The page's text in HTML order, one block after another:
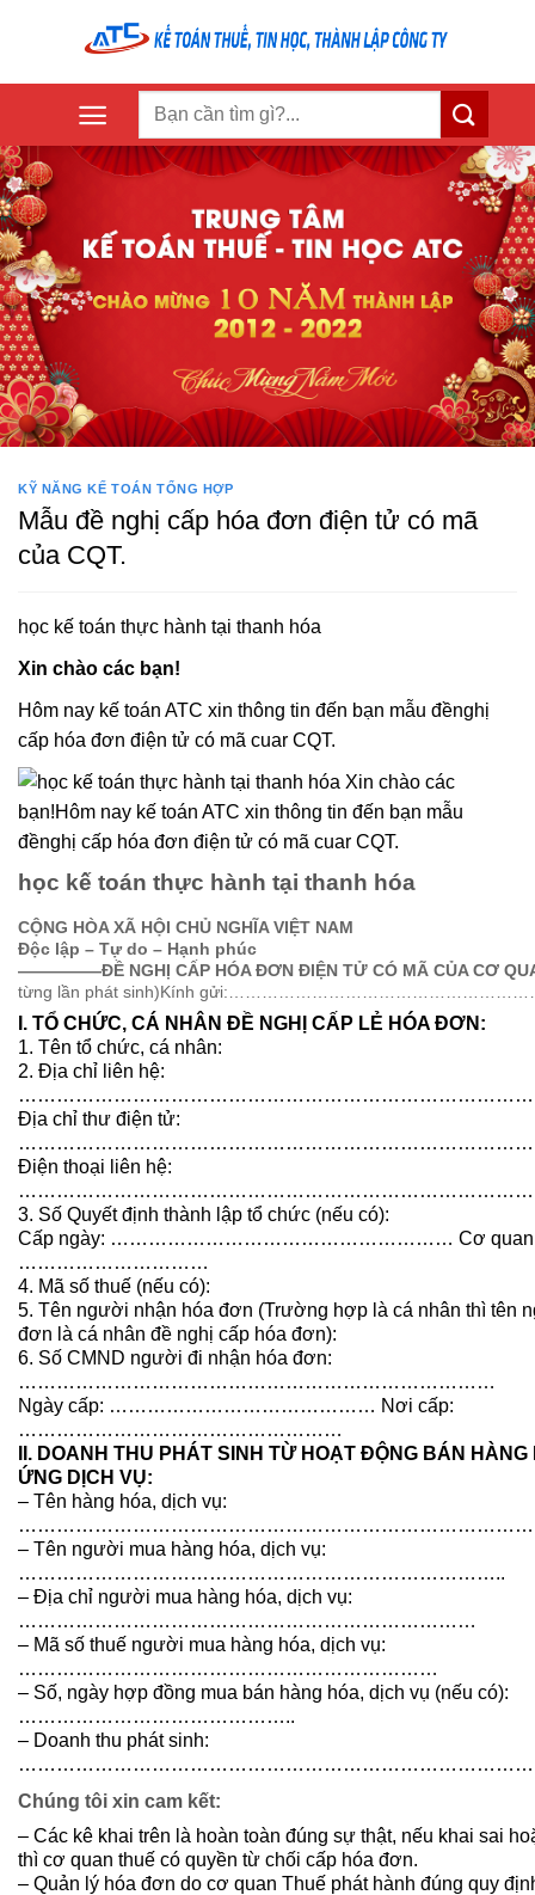
KỸ NĂNG KẾ TOÁN TỔNG HỢP
Mẫu đề nghị cấp hóa đơn điện tử có mã
của CQT.
học kế toán thực hành tại thanh hóa
Xin chào các bạn!
Hôm nay kế toán ATC xin thông tin đến bạn mẫu đềnghị
cấp hóa đơn điện tử có mã cuar CQT.
học kế toán thực hành tại thanh hóa
CỘNG HÒA XÃ HỘI CHỦ NGHĨA VIỆT NAM
Độc lập – Tự do – Hạnh phúc
—————ĐỀ NGHỊ CẤP HÓA ĐƠN ĐIỆN TỬ CÓ MÃ CỦA CƠ
từng lần phát sinh)Kính
I. TỔ CHỨC, CÁ NHÂN ĐỀ NGHỊ CẤP LẺ HÓA ĐƠN:
1. Tên tổ chức, cá nhân:
2. Địa chỉ liên hệ:
Địa chỉ thư điện tử:
Điện thoại liên hệ:
3. Số Quyết định thành lập tổ chức (nếu có):
Cấp ngày: ……………………………………………… Cơ quan
…………………………
4. Mã số thuế (nếu có):
5. Tên người nhận hóa đơn (Trường hợp là cá nhân thì tên
đơn là cá nhân đề nghị cấp hóa đơn):
6. Số CMND người đi nhận hóa đơn:
…………………………………………………………………
Ngày cấp: …………………………………… Nơi cấp:
……………………………………………
II. DOANH THU PHÁT SINH TỪ HOẠT ĐỘNG BÁN HÀNG
ỨNG DỊCH VỤ:
– Tên hàng hóa, dịch vụ:
– Tên người mua hàng hóa, dịch vụ:
…………………………………………………………………..
– Địa chỉ người mua hàng hóa, dịch vụ:
………………………………………………………………
– Mã số thuế người mua hàng hóa, dịch vụ:
…………………………………………………………
– Số, ngày hợp đồng mua bán hàng hóa, dịch vụ (nếu có):
……………………………………..
– Doanh thu phát sinh:
Chúng tôi xin cam kết:
– Các kê khai trên là hoàn toàn đúng sự thật, nếu khai sai
thì cơ quan thuế có quyền từ chối cấp hóa đơn.
– Quản lý hóa đơn do cơ quan Thuế phát hành đúng quy